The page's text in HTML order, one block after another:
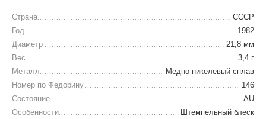
Страна
СССР
Год
1982
Диаметр
21,8 мм
Вес
3,4 г
Металл
Медно-никелевый сплав
Номер по Федорину
146
Состояние
AU
Особенности
Штемпельный блеск